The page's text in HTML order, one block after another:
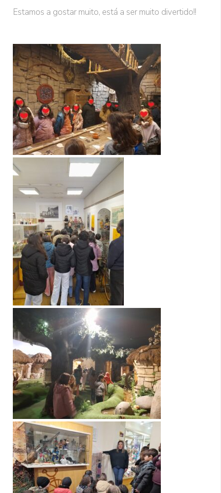
Estamos a gostar muito, está a ser muito divertido!!